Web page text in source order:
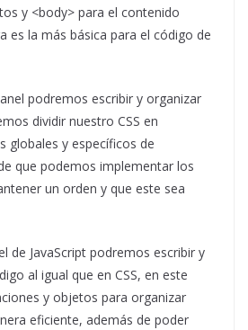
y <body> para el contenido
es la más básica para el código de
podremos escribir y organizar
dividir nuestro CSS en
globales y específicos de
que podemos implementar los
un orden y que este sea
de JavaScript podremos escribir y
al igual que en CSS, en este
y objetos para organizar
eficiente, además de poder